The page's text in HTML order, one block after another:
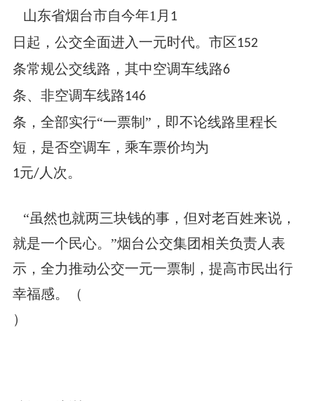
山东省烟台市自今年1月 1
日起，公交全面进入一元时代。市区152
条常规公交线路，其中空调车线路6
条、非空调车线路146
条，全部实行“一票制”，即不论线路里程长
短，是否空调车，乘车票价均为
1元/人次。
“虽然也就两三块钱的事，但对老百姓来说，
就是一个民心。”烟台公交集团相关负责人表
示，全力推动公交一元一票制，提高市民出行
幸福感。（
）